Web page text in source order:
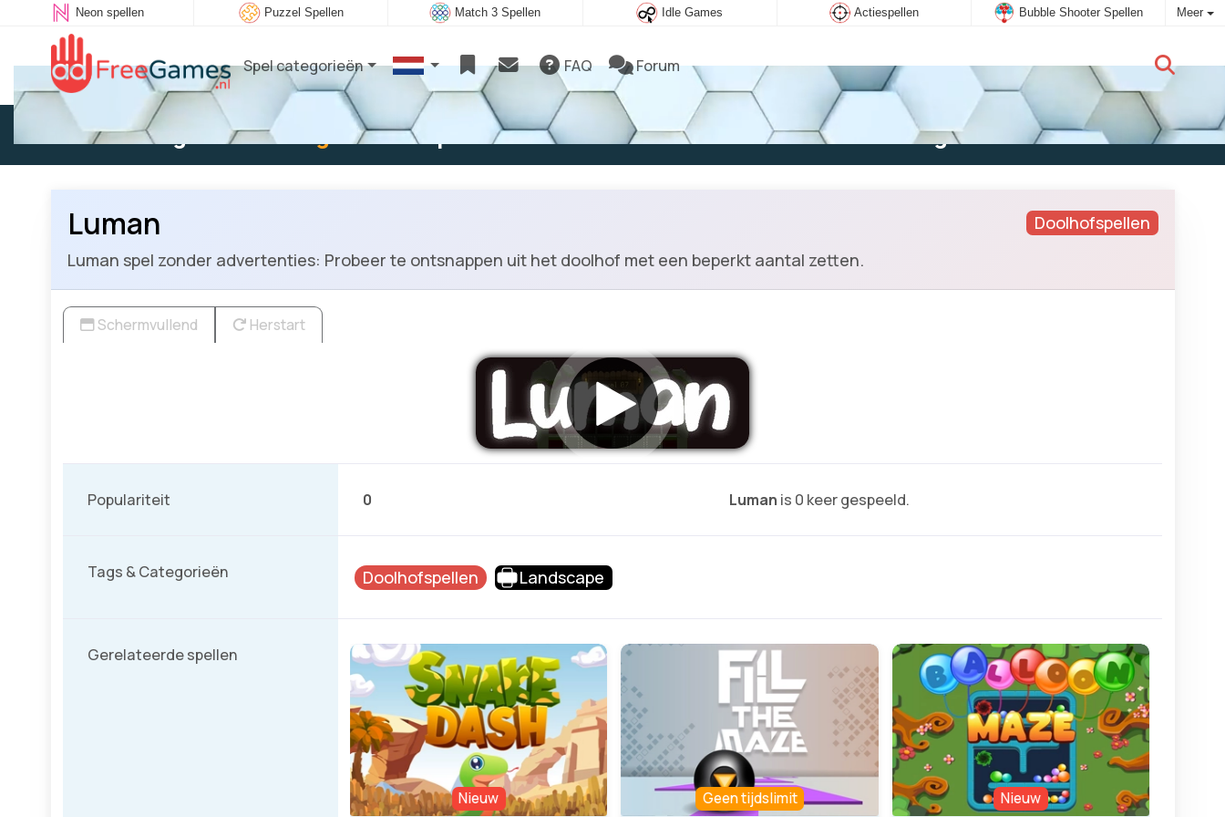
Neon spellen Puzzel Spellen Match 3 Spellen Idle Games Actiespellen Bubble Shooter Spellen Meer
Spel categorieën FAQ Forum
Bestaande gebruiker: Log inom te spelen Nieuwe gebruiker:Aanmelden
Doolhofspellen
Luman
Luman spel zonder advertenties: Probeer te ontsnappen uit het doolhof met een beperkt aantal zetten.
Schermvullend Herstart
Populariteit 0 Luman is 0 keer gespeeld.
Tags & Categorieën Doolhofspellen Landscape
Gerelateerde spellen
Nieuw Geen tijdslimit Nieuw